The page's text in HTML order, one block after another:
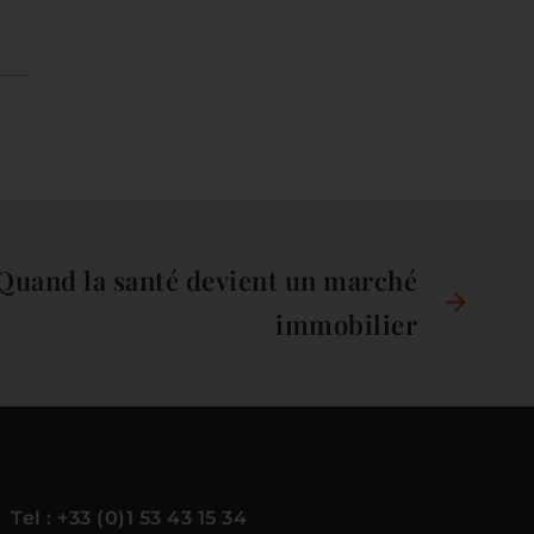
la santé devient un marché
immobilier
Tel : +33 (0)1 53 43 15 34